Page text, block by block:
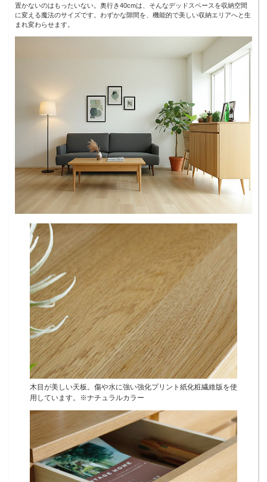
置かないのはもったいない。奥行き40cmは、そんなデッドスペースを収納空間
に変える魔法のサイズです。わずかな隙間を、機能的で美しい収納エリアへと生
まれ変わらせます。
木目が美しい天板。傷や水に強い強化プリント紙化粧繊維版を使
用しています。※ナチュラルカラー